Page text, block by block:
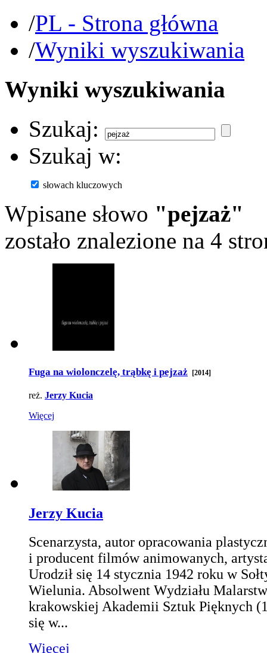
/PL - Strona główna
/Wyniki wyszukiwania
Wyniki wyszukiwania
Szukaj:
Szukaj w:
słowach kluczowych
Wpisane słowo "pejzaż"
zostało znalezione na 4
Fuga na wiolonczelę, trąbkę i pejzaż [2014]
reż. Jerzy Kucia
Więcej
Jerzy Kucia
Scenarzysta, autor opracowania
i producent filmów animowanych,
Urodził się 14 stycznia 1942 roku w
Wielunia. Absolwent Wydziału
krakowskiej Akademii Sztuk Pięknych
się w...
Więcej